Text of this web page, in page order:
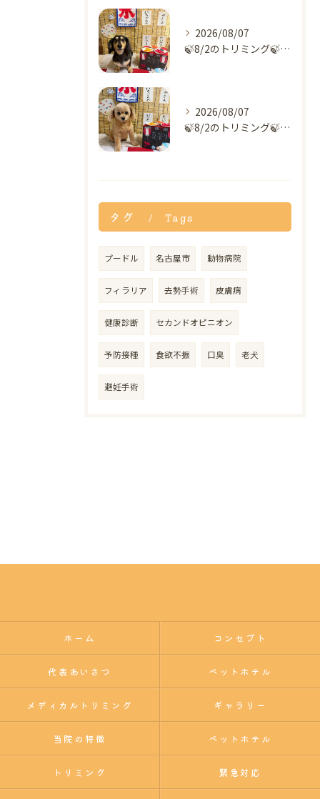
2026/08/07
🍃8/2のトリミング🍃ダックス🐶｜名東区・千種区・守山区の動...
2026/08/07
🍃8/2のトリミング🍃ミックス犬🐶｜名東区・千種区・守山区の...
タグ Tags
プードル 名古屋市 動物病院
フィラリア 去勢手術 皮膚病
健康診断 セカンドオピニオン
予防接種 食欲不振 口臭 老犬
避妊手術
ホーム コンセプト
代表あいさつ ペットホテル
メディカルトリミング ギャラリー
当院の特徴 ペットホテル
トリミング 緊急対応